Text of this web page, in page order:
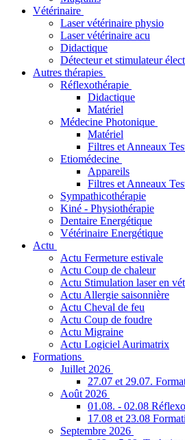
Vétérinaire
Laser vétérinaire physio
Laser vétérinaire acu
Didactique
Détecteur et stimulateur
Autres thérapies
Réflexothérapie
Didactique
Matériel
Médecine Photonique
Matériel
Filtres et Anneaux
Etiomédecine
Appareils
Filtres et Anneaux
Sympathicothérapie
Kiné - Physiothérapie
Dentaire Energétique
Vétérinaire Energétique
Actu
Actu Fermeture estivale
Actu Coup de chaleur
Actu Stimulation laser en
Actu Allergie saisonnière
Actu Cheval de feu
Actu Coup de foudre
Actu Migraine
Actu Logiciel Aurimatrix
Formations
Juillet 2026
27.07 et 29.07.
Août 2026
01.08. - 02.08
17.08 et 23.08
Septembre 2026